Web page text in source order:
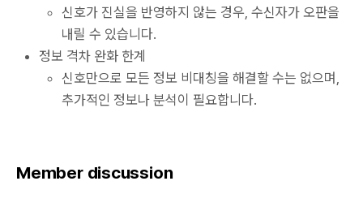
신호가 진실을 반영하지 않는 경우, 수신자가 오판을
내릴 수 있습니다.
정보 격차 완화 한계
신호만으로 모든 정보 비대칭을 해결할 수는 없으며,
추가적인 정보나 분석이 필요합니다.
Member discussion